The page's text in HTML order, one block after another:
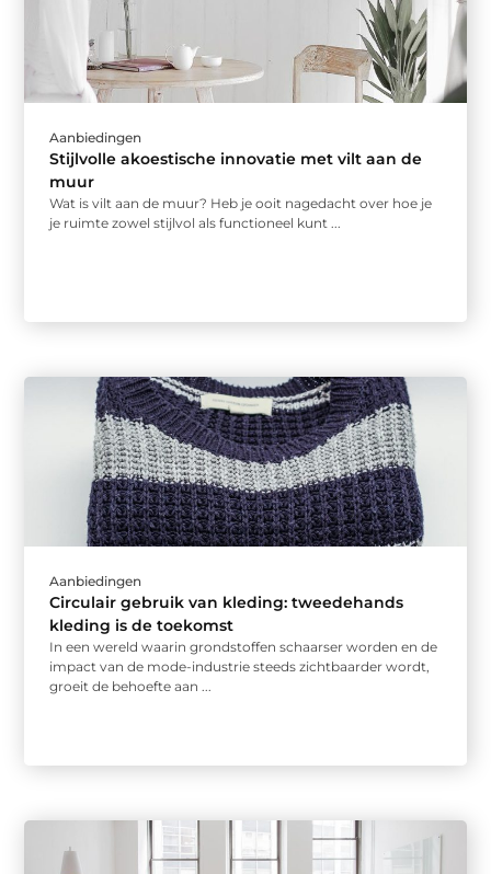
Aanbiedingen
Stijlvolle akoestische innovatie met vilt aan de
muur
Wat is vilt aan de muur? Heb je ooit nagedacht over hoe je
je ruimte zowel stijlvol als functioneel kunt ...
Aanbiedingen
Circulair gebruik van kleding: tweedehands
kleding is de toekomst
In een wereld waarin grondstoffen schaarser worden en de
impact van de mode-industrie steeds zichtbaarder wordt,
groeit de behoefte aan ...